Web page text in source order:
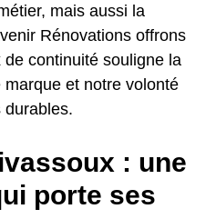
mais aussi la
Rénovations offrons
continuité souligne la
et notre volonté
durables.
: une
porte ses